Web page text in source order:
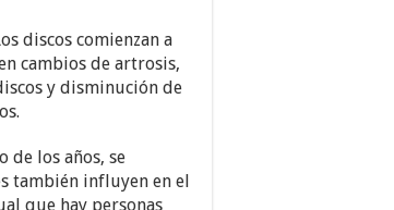
discos comienzan a
cambios de artrosis,
y disminución de
de los años, se
también influyen en el
que hay personas